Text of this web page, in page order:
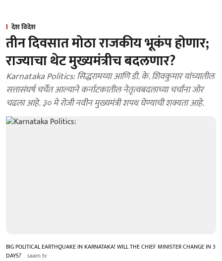
देश विदेश
तीन दिवसात मोठा राजकीय भूकंप होणार;
राज्याचा थेट मुख्यमंत्रीच बदलणार?
Karnataka Politics: सिद्धरामय्या आणि डी. के. शिवकुमार यांच्यातील
सत्तासंघर्ष चर्चेत आल्याने कर्नाटकातील नेतृत्वबदलाच्या चर्चांना जोर
चढला आहे. ३० मे रोजी नवीन मुख्यमंत्री शपथ घेण्याची शक्यता आहे.
BIG POLITICAL EARTHQUAKE IN KARNATAKA! WILL THE CHIEF MINISTER CHANGE IN 3
DAYS? saam tv